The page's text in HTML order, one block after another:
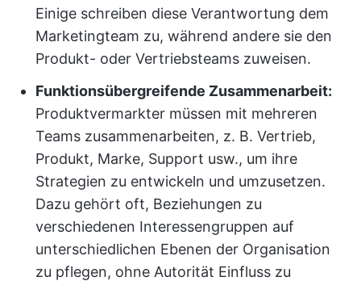
Einige schreiben diese Verantwortung dem
Marketingteam zu, während andere sie den
Produkt- oder Vertriebsteams zuweisen.
Funktionsübergreifende Zusammenarbeit:
Produktvermarkter müssen mit mehreren
Teams zusammenarbeiten, z. B. Vertrieb,
Produkt, Marke, Support usw., um ihre
Strategien zu entwickeln und umzusetzen.
Dazu gehört oft, Beziehungen zu
verschiedenen Interessengruppen auf
unterschiedlichen Ebenen der Organisation
zu pflegen, ohne Autorität Einfluss zu